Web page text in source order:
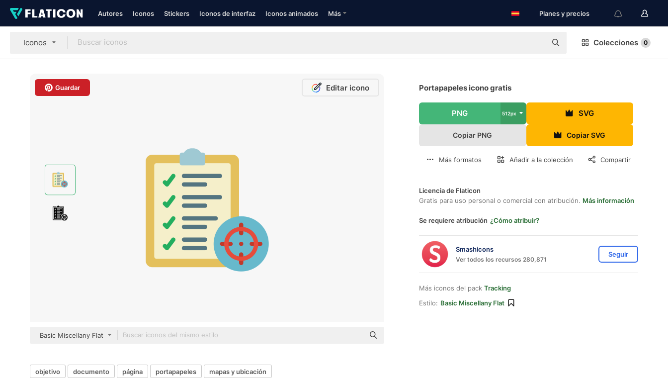
Autores Iconos Stickers Iconos de interfaz Iconos animados Más Planes y precios
Iconos Colecciones 0
Guardar Editar icono
Basic Miscellany Flat
Portapapeles icono gratis
PNG 512px SVG
Copiar PNG Copiar SVG
Más formatos Añadir a la colección Compartir
Licencia de Flaticon
Gratis para uso personal o comercial con atribución. Más información
Se requiere atribución ¿Cómo atribuir?
Smashicons
Ver todos los recursos 280,871
Seguir
Más iconos del pack Tracking
Estilo: Basic Miscellany Flat
objetivo documento página portapapeles mapas y ubicación